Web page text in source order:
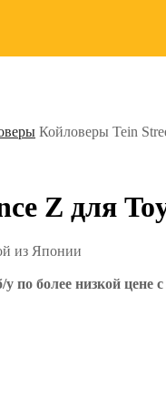
Койловеры Tein
Z для
из Японии
более низкой цене